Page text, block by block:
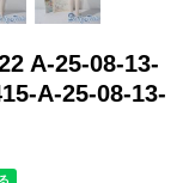
A-25-08-13-
A-25-08-13-